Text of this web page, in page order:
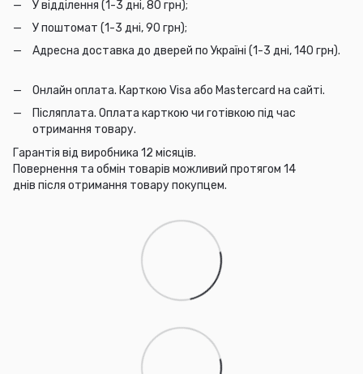
У відділення (1-3 дні, 80 грн);
У поштомат (1-3 дні, 90 грн);
Адресна доставка до дверей по Україні (1-3 дні, 140 грн).
Онлайн оплата. Карткою Visa або Mastercard на сайті.
Післяплата. Оплата карткою чи готівкою під час
отримання товару.
Гарантія від виробника 12 місяців.
Повернення та обмін товарів можливий протягом 14
днів після отримання товару покупцем.